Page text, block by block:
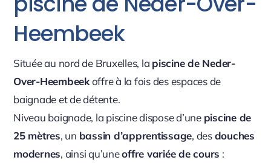
Heembeek
Située au nord de Bruxelles, la piscine de Neder-
Over-Heembeekoffre à la fois des espaces de
baignade et de détente.
Niveau baignade, la piscine dispose d’une piscine de
25 mètres, un bassin d’apprentissage, desdouches
modernes, ainsi qu’uneoffre variée de cours :